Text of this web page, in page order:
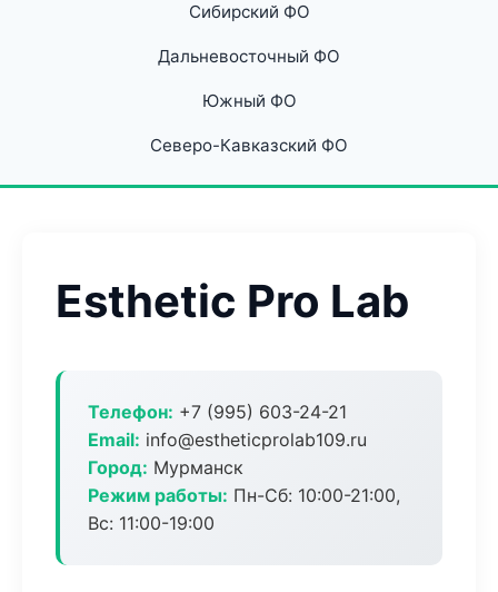
Сибирский ФО
Дальневосточный ФО
Южный ФО
Северо-Кавказский ФО
Esthetic Pro Lab
Телефон: +7 (995) 603-24-21
Email: info@estheticprolab109.ru
Город: Мурманск
Режим работы: Пн-Сб: 10:00-21:00,
Вс: 11:00-19:00